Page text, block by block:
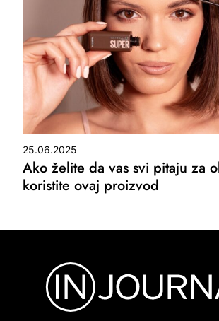
25.06.2025
Ako želite da vas svi pitaju za
koristite ovaj proizvod